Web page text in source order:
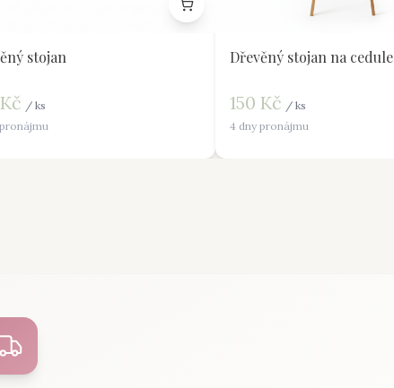
stojan
Kč / ks
Dřevěný stojan na cedule
150 Kč / ks
4 dny pronájmu